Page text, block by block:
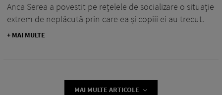
Anca Serea a povestit pe rețelele de socializare o situație
extrem de neplăcută prin care ea și copiii ei au trecut.
+ MAI MULTE
MAI MULTE ARTICOLE